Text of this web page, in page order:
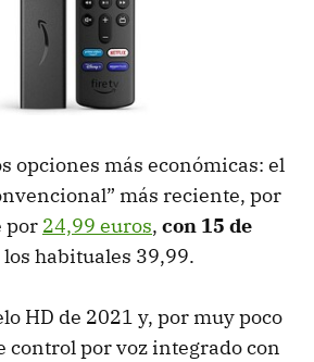
opciones más económicas: el
más reciente, por
por 24,99 euros, con 15 de
los habituales 39,99.
HD de 2021 y, por muy poco
control por voz integrado con